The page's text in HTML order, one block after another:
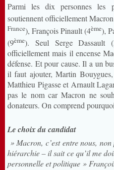
Parmi les dix personnes les
soutiennent officiellement
France), François Pinault (4ème),
(9ème). Seul Serge Dassault
officiellement mais il encense
défense. Et pour cause. Il a un
il faut ajouter, Martin
Matthieu Pigasse et Arnault
pas le nom car Macron ne
donateurs. On comprend
Le choix du candidat
» Macron, c’est entre nous,
hiérarchie – il sait ce qu’il me
personnelle et politique »